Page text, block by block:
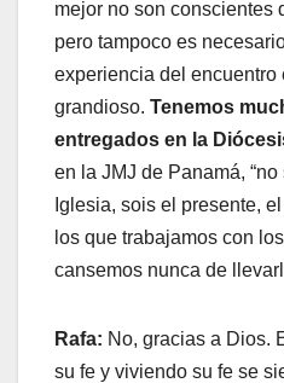
mejor no son conscientes
pero tampoco es
experiencia del encuentro
grandioso. Tenemos
entregados en la
en la JMJ de Panamá,
Iglesia, sois el presente,
los que trabajamos con
cansemos nunca de
Rafa: No, gracias a Dios.
su fe y viviendo su fe se